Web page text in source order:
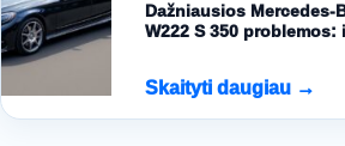
Dažniausios Mercedes-
W222 S 350
Skaityti daugiau →